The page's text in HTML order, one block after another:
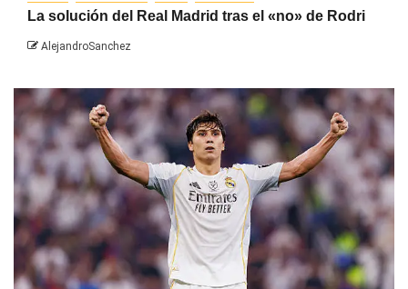
La solución del Real Madrid tras el «no» de Rodri
AlejandroSanchez